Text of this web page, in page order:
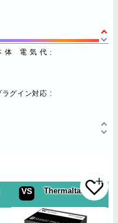
体 電気代
ラグイン対応
VS Thermaltake